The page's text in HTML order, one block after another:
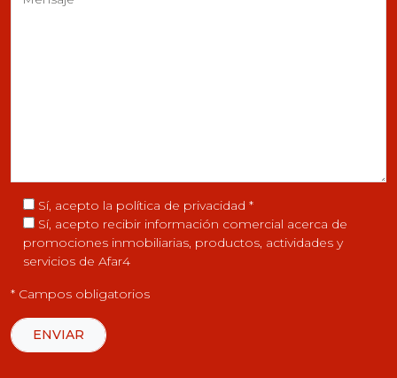
Sí, acepto la política de privacidad *
Sí, acepto recibir información comercial acerca de
promociones inmobiliarias, productos, actividades y
servicios de Afar4
* Campos obligatorios